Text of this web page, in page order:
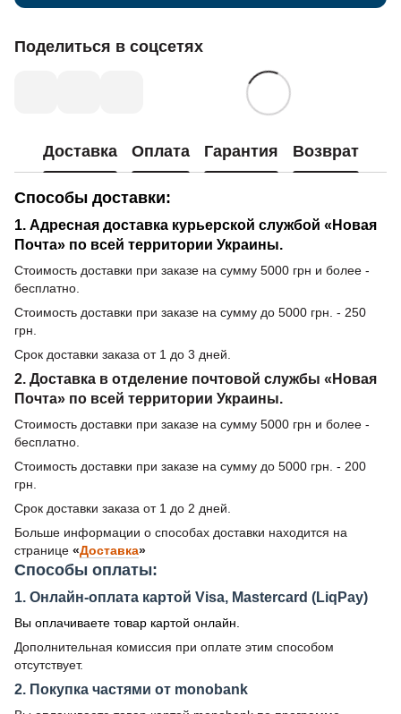
Поделиться в соцсетях
Доставка Оплата Гарантия Возврат
Способы доставки:
1. Адресная доставка курьерской службой «Новая
Почта» по всей территории Украины.
Стоимость доставки при заказе на сумму 5000 грн и более -
бесплатно.
Стоимость доставки при заказе на сумму до 5000 грн. - 250
грн.
Срок доставки заказа от 1 до 3 дней.
2. Доставка в отделение почтовой службы «Новая
Почта» по всей территории Украины.
Стоимость доставки при заказе на сумму 5000 грн и более -
бесплатно.
Стоимость доставки при заказе на сумму до 5000 грн. - 200
грн.
Срок доставки заказа от 1 до 2 дней.
Больше информации о способах доставки находится на
странице «Доставка»
Способы оплаты:
1. Онлайн-оплата картой Visa, Mastercard (LiqPay)
Вы оплачиваете товар картой онлайн.
Дополнительная комиссия при оплате этим способом
отсутствует.
2. Покупка частями от monobank